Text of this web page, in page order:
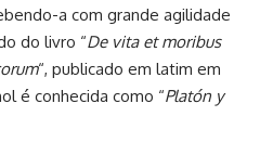
a com grande agilidade
do livro “De vita et moribus
“, publicado em latim em
é conhecida como “Platón y